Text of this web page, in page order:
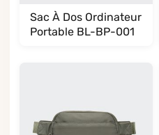
Sac À Dos Ordinateur
Portable BL-BP-001